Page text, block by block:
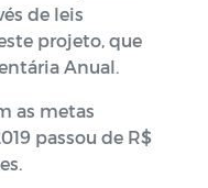
de leis
projeto, que
Anual.
as metas
passou de R$